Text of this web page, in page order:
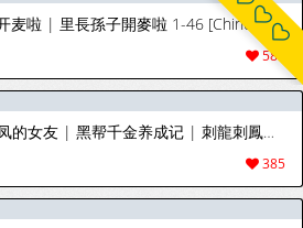
[Bolp. & 哇答4] 里长孙子开麦啦 | 里長孫子開麥啦 1-46 [Chinese] [Ongoing]
588
[D.N.A & Play-C］ 刺龙刺凤的女友 | 黑帮千金养成记 | 刺龍刺鳳的女友 | 黑幫千金養成記 1-34 [Chinese] [Ongoing]
385